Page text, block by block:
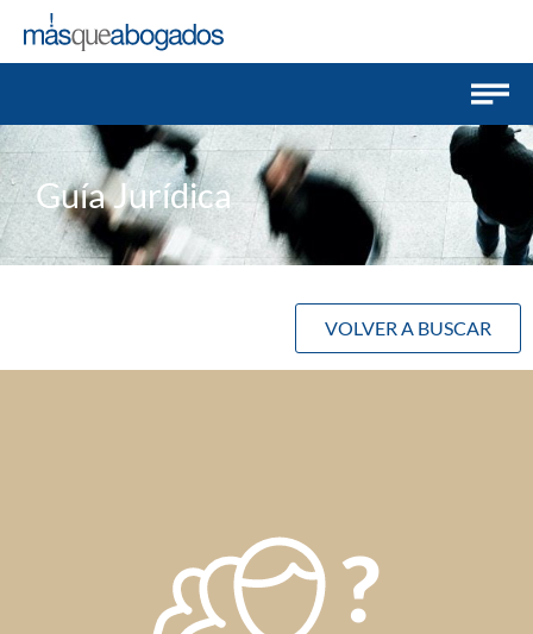
Guía Jurídica
VOLVER A BUSCAR